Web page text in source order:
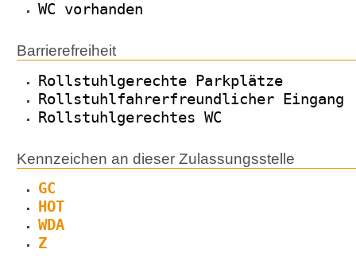
WC vorhanden
Barrierefreiheit
Rollstuhlgerechte Parkplätze
Rollstuhlfahrerfreundlicher Eingang
Rollstuhlgerechtes WC
Kennzeichen an dieser Zulassungsstelle
GC
HOT
WDA
Z